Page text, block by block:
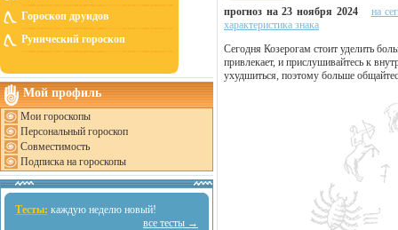
Гороскоп друидов
Рунический гороскоп
Мой профиль
Мои гороскопы
Персональный гороскоп
Совместимость
Подписка на гороскопы
Тесты: каждую неделю новый!
все тесты →
прогноз на 23 ноября 2024
на
характеристика знака
Сегодня Козерогам стоит уделить
привлекает, и прислушивайтесь к
ухудшиться, поэтому больше